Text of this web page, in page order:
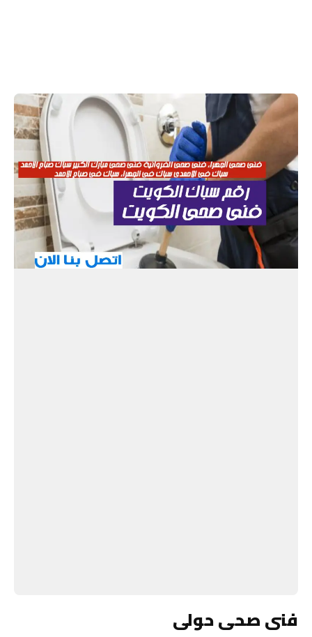
فنى صحى حولى